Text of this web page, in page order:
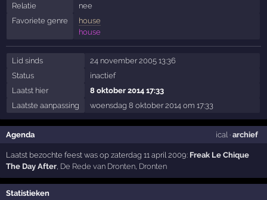
Relatie
nee
Favoriete genre
house
house
Lid sinds
24 november 2005 13:36
Status
inactief
Laatst hier
8 oktober 2014 17:33
Laatste aanpassing
woensdag 8 oktober 2014 om 17:33
Agenda ical · archief
Laatst bezochte feest was op zaterdag 11 april 2009: Freak Le Chique
The Day After, De Rede van Dronten, Dronten
Statistieken